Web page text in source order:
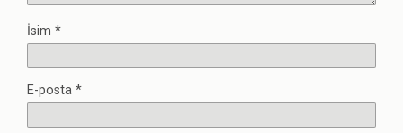
İsim *
E-posta *